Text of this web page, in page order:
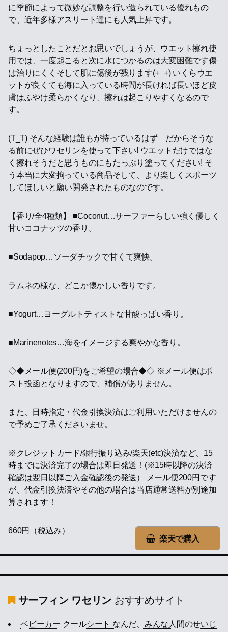
に季節によって微妙な調整を行い造られている優れもの
で、近年多様アスリート達にも人気上昇です。
ちょっとしたことだとお思いでしょうが、ウエット擦れ使
用では、一度起こると次に水につかるのは大変困難です傷
は治りにくくそして肌に傷後が残ります(+_+) いくらウエ
ットが良くても海に入っている時間が長ければ長いほど皮
膚はふやけ柔らかくなり、擦れは起こりやすくなるので
す。
(T_T) そんな経験は誰もが持っているはず だからそうな
る前にぜひワセリンを使って下さい! ウエットだけではな
く擦れそうだと思うものにもたっぷり塗ってください! そ
う本当に大変拘っている商品そして、より楽しくスポーツ
してほしいと願い開発されたものなのです。
【香り/全4種類】 ■Coconut…サーファーらしい強く優しく
甘いココナッツの香り。
■Sodapop…ソーダチックで甘くて爽快。
ラムネの様な、どこか懐かしい香りです。
■Yogurt…ヨーグルトティストな甘酸っぱい香り。
■Marinenotes…海をイメージする爽やかな香り。
◇◆メール便(200円)をご希望の場合◆◇ ※メール便はポ
スト投函となりますので、補償がありません。
また、日時指定・代金引換決済はご利用いただけませんの
で予めご了承くださいませ。
※クレジットカード/銀行振り込み/楽天(etc)決済など、15
時までに決済完了の場合は即日発送！(※15時以降の決済
確認は翌日以降ご入金確認後の発送） メール便200円です
が、代金引換決済やその他の場合は当店通常送料が別途加
算されます！
楽天で購入
660円（税込み）
サーフィン ワセリン おすすめサイト
ベビーカー クールシート なんだ、みんな人間のせいじ